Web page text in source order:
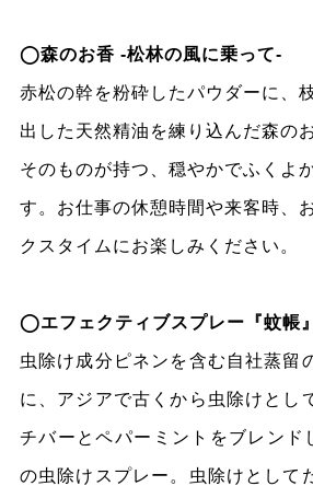
◯森のお香 -松林の風に乗って-
赤松の幹を粉砕したパウダーに、
出した天然精油を練り込んだ森の
そのものが持つ、穏やかでふくよ
す。お仕事の休憩時間や来客時、
クスタイムにお楽しみください。
◯エフェクティブスプレー『蚊帳』
虫除け成分ピネンを含む自社蒸留
に、アジアで古くから虫除けとし
チバーとペパーミントをブレンド
の虫除けスプレー。虫除けとして